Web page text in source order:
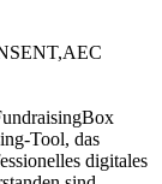
Tool, das
digitales